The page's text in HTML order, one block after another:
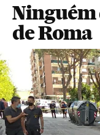
de Roma